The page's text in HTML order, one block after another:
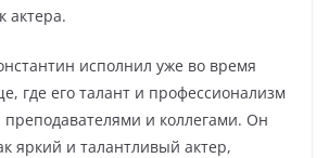
актера.
исполнил уже во время
где его талант и профессионализм
и коллегами. Он
яркий и талантливый актер,